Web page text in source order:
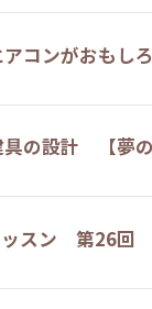
コンがおもし
の設計 【夢
ッスン 第26回